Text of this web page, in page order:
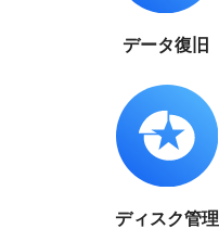
データ復旧
ディスク管理